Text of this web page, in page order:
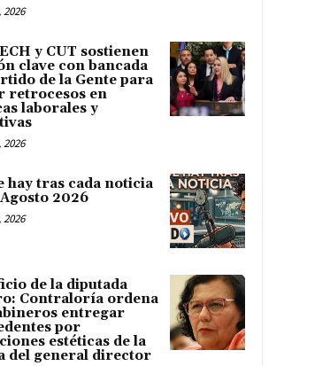
y CUT sostienen
clave con bancada
de la Gente para
retrocesos en
laborales y
hay tras cada noticia
2026
de la diputada
Contraloría ordena
entregar
por
estéticas de la
del general director